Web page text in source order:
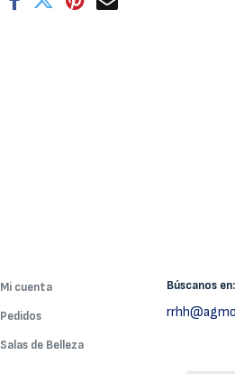
Mi cuenta
Pedidos
Salas de Belleza
Búscanos en: